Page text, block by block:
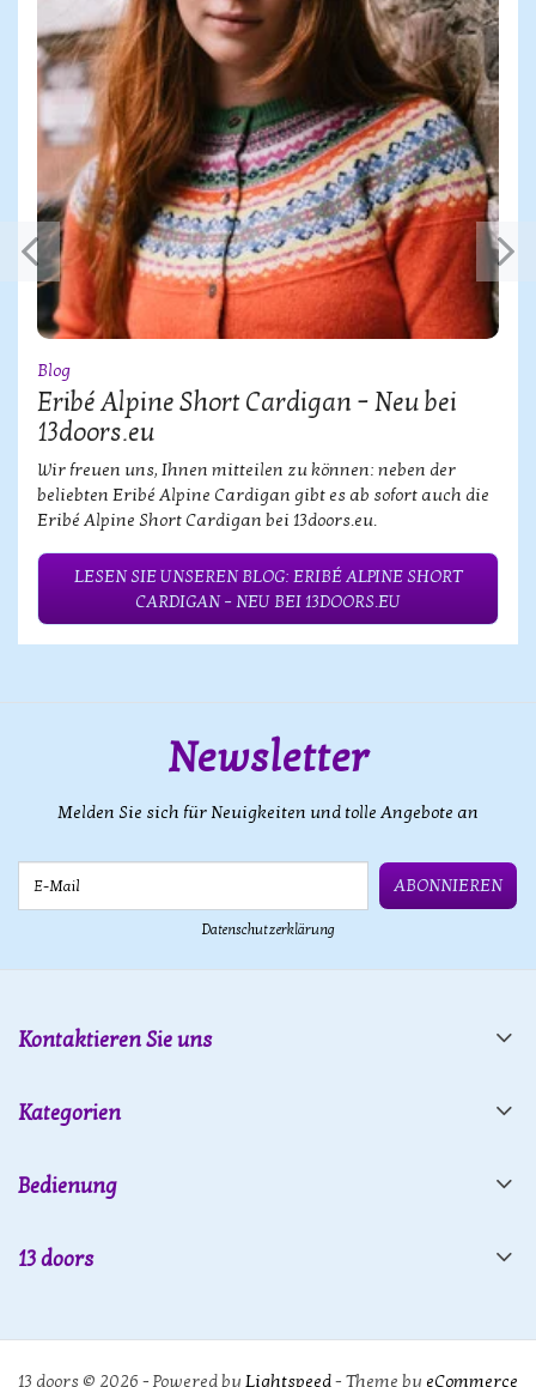
Blog
Eribé Alpine Short Cardigan – Neu bei
13doors.eu
Wir freuen uns, Ihnen mitteilen zu können: neben der
beliebten Eribé Alpine Cardigan gibt es ab sofort auch die
Eribé Alpine Short Cardigan bei 13doors.eu.
LESEN SIE UNSEREN BLOG: ERIBÉ ALPINE SHORT
CARDIGAN – NEU BEI 13DOORS.EU
Newsletter
Melden Sie sich für Neuigkeiten und tolle Angebote an
ABONNIEREN
Datenschutzerklärung
Kontaktieren Sie uns
Kategorien
Bedienung
13 doors
13 doors © 2026 - Powered by Lightspeed- Theme by eCommerce